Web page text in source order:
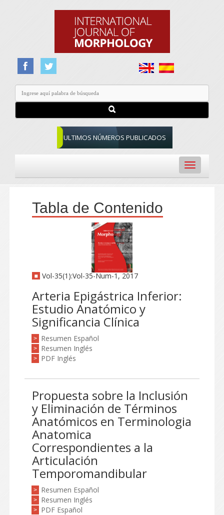
ULTIMOS NÚMEROS PUBLICADOS
Toggle
navigation
Tabla de Contenido
Vol-35(1):Vol-35-Num-1, 2017
Arteria Epigástrica Inferior:
Estudio Anatómico y
Significancia Clínica
> Resumen Español
> Resumen Inglés
> PDF Inglés
Propuesta sobre la Inclusión
y Eliminación de Términos
Anatómicos en Terminologia
Anatomica
Correspondientes a la
Articulación
Temporomandibular
> Resumen Español
> Resumen Inglés
> PDF Español